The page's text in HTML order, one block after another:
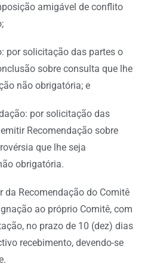
amigável de conflito
por solicitação das partes o
sobre consulta que lhe
não obrigatória; e
por solicitação das
Recomendação sobre
que lhe seja
obrigatória.
da Recomendação do Comitê
ao próprio Comitê, com
no prazo de 10 (dez) dias
recebimento, devendo-se